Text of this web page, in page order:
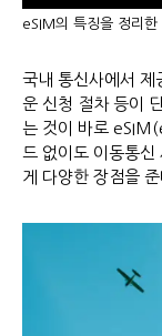
eSIM의 특징을 정리
국내 통신사에서 제
운 신청 절차 등이
는 것이 바로
드 없이도 이동통신
게 다양한 장점을 준